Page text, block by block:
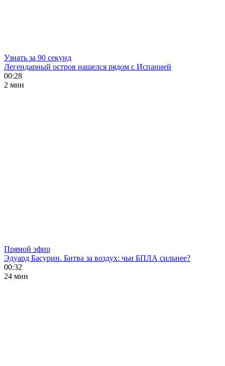
Узнать за 90 секунд
Легендарный остров нашелся рядом с Испанией
00:28
2 мин
Прямой эфир
Эдуард Басурин. Битва за воздух: чьи БПЛА сильнее?
00:32
24 мин